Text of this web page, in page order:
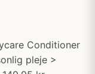
Conditioner
pleje >